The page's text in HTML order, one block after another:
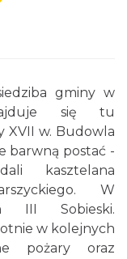
gminy w
się tu
XVII w. Budowla
barwną postać -
kasztelana
W
III Sobieski.
w kolejnych
pożary oraz